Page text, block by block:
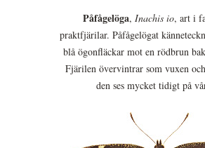
Påfågelöga, Inachis io, art i
praktfjärilar. Påfågelögat
blå ögonfläckar mot en rödbrun
Fjärilen övervintrar som vuxen
den ses mycket tidigt på